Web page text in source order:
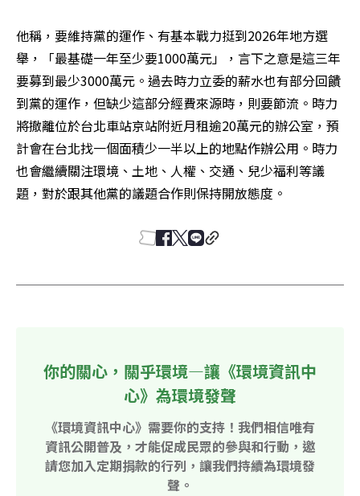
他稱，要維持黨的運作、有基本戰力挺到2026年地方選
舉，「最基礎一年至少要1000萬元」，言下之意是這三年
要募到最少3000萬元。過去時力立委的薪水也有部分回饋
到黨的運作，但缺少這部分經費來源時，則要節流。時力
將撤離位於台北車站京站附近月租逾20萬元的辦公室，預
計會在台北找一個面積少一半以上的地點作辦公用。時力
也會繼續關注環境、土地、人權、交通、兒少福利等議
題，對於跟其他黨的議題合作則保持開放態度。
你的關心，關乎環境—讓《環境資訊中
心》為環境發聲
《環境資訊中心》需要你的支持！我們相信唯有
資訊公開普及，才能促成民眾的參與和行動，邀
請您加入定期捐款的行列，讓我們持續為環境發
聲。